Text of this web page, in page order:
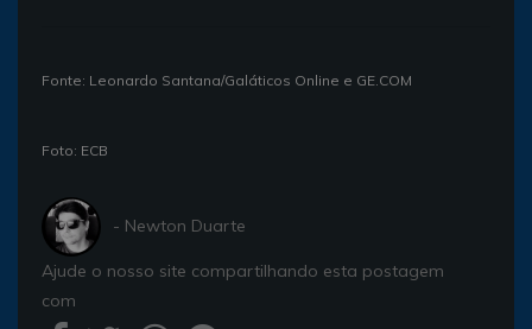
Fonte: Leonardo Santana/Galáticos Online e GE.COM
Foto: ECB
- Newton Duarte
Ajude o nosso site compartilhando esta postagem
com